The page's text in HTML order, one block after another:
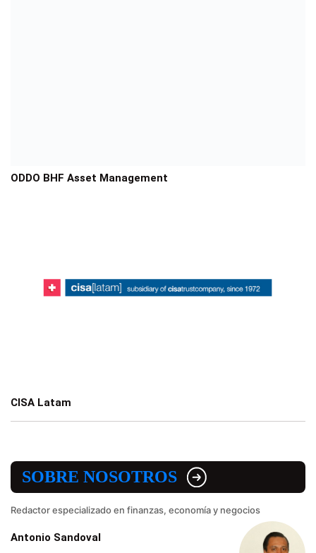
ODDO BHF Asset Management
CISA Latam
SOBRE NOSOTROS
Redactor especializado en finanzas, economía y negocios
Antonio Sandoval